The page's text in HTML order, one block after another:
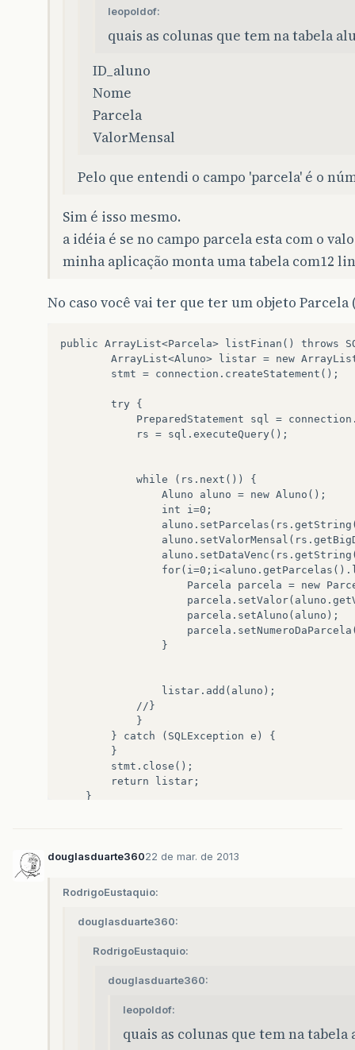
leopoldof:
quais as colunas que tem na tabela
ID_aluno
Nome
Parcela
ValorMensal
Pelo que entendi o campo 'parcela' é o
Sim é isso mesmo.
a idéia é se no campo parcela esta com o
minha aplicação monta uma tabela com12
No caso você vai ter que ter um objeto Parcela
public ArrayList<Parcela> listFinan() throws
ArrayList<Aluno> listar = new
        stmt = connection.createStatement();
        try {
PreparedStatement sql =
            rs = sql.executeQuery();
            while (rs.next()) {
                Aluno aluno = new Aluno();
                int i=0;
Parcela parcela = new
                    parcela.setAluno(aluno);
                }
                listar.add(aluno);
            //}
            }
        } catch (SQLException e) {
        }
        stmt.close();
        return listar;
douglasduarte36022 de mar. de 2013
RodrigoEustaquio:
douglasduarte360:
RodrigoEustaquio:
douglasduarte360:
leopoldof:
quais as colunas que tem na tabela